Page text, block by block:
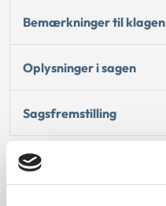
Bemærkninger til klagen
Oplysninger i sagen
Sagsfremstilling